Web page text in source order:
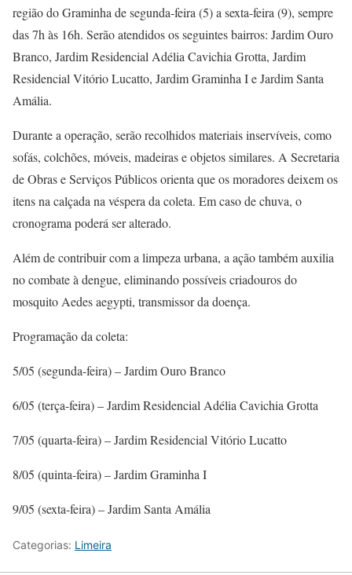
região do Graminha de segunda-feira (5) a sexta-feira (9), sempre
das 7h às 16h. Serão atendidos os seguintes bairros: Jardim Ouro
Branco, Jardim Residencial Adélia Cavichia Grotta, Jardim
Residencial Vitório Lucatto, Jardim Graminha I e Jardim Santa
Amália.
Durante a operação, serão recolhidos materiais inservíveis, como
sofás, colchões, móveis, madeiras e objetos similares. A Secretaria
de Obras e Serviços Públicos orienta que os moradores deixem os
itens na calçada na véspera da coleta. Em caso de chuva, o
cronograma poderá ser alterado.
Além de contribuir com a limpeza urbana, a ação também auxilia
no combate à dengue, eliminando possíveis criadouros do
mosquito Aedes aegypti, transmissor da doença.
Programação da coleta:
5/05 (segunda-feira) – Jardim Ouro Branco
6/05 (terça-feira) – Jardim Residencial Adélia Cavichia Grotta
7/05 (quarta-feira) – Jardim Residencial Vitório Lucatto
8/05 (quinta-feira) – Jardim Graminha I
9/05 (sexta-feira) – Jardim Santa Amália
Categorias: Limeira